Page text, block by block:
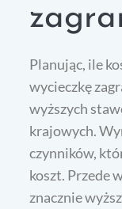
Planując, ile
wycieczkę
wyższych
krajowych.
czynników,
koszt. Przede
znacznie